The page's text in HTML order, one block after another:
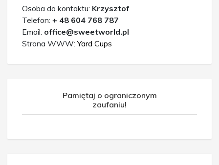
Osoba do kontaktu: Krzysztof
Telefon: + 48 604 768 787
Email: office@sweetworld.pl
Strona WWW:Yard Cups
Pamiętaj o ograniczonym
zaufaniu!